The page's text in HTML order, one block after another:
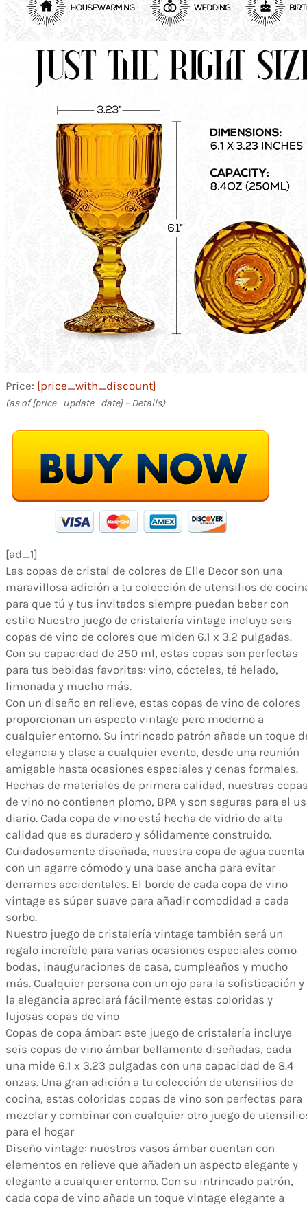
Price: [price_with_discount]
(as of [price_update_date] – Details)
[ad_1]
Las copas de cristal de colores de Elle Decor son una
maravillosa adición a tu colección de utensilios de
para que tú y tus invitados siempre puedan beber con
estilo Nuestro juego de cristalería vintage incluye seis
copas de vino de colores que miden 6.1 x 3.2 pulgadas.
Con su capacidad de 250 ml, estas copas son perfectas
para tus bebidas favoritas: vino, cócteles, té helado,
limonada y mucho más.
Con un diseño en relieve, estas copas de vino de colores
proporcionan un aspecto vintage pero moderno a
cualquier entorno. Su intrincado patrón añade un toque
elegancia y clase a cualquier evento, desde una reunión
amigable hasta ocasiones especiales y cenas formales.
Hechas de materiales de primera calidad, nuestras
de vino no contienen plomo, BPA y son seguras para el
diario. Cada copa de vino está hecha de vidrio de alta
calidad que es duradero y sólidamente construido.
Cuidadosamente diseñada, nuestra copa de agua cuenta
con un agarre cómodo y una base ancha para evitar
derrames accidentales. El borde de cada copa de vino
vintage es súper suave para añadir comodidad a cada
sorbo.
Nuestro juego de cristalería vintage también será un
regalo increíble para varias ocasiones especiales como
bodas, inauguraciones de casa, cumpleaños y mucho
más. Cualquier persona con un ojo para la sofisticación y
la elegancia apreciará fácilmente estas coloridas y
lujosas copas de vino
Copas de copa ámbar: este juego de cristalería incluye
seis copas de vino ámbar bellamente diseñadas, cada
una mide 6.1 x 3.23 pulgadas con una capacidad de 8.4
onzas. Una gran adición a tu colección de utensilios de
cocina, estas coloridas copas de vino son perfectas para
mezclar y combinar con cualquier otro juego de
para el hogar
Diseño vintage: nuestros vasos ámbar cuentan con
elementos en relieve que añaden un aspecto elegante y
elegante a cualquier entorno. Con su intrincado patrón,
cada copa de vino añade un toque vintage elegante a